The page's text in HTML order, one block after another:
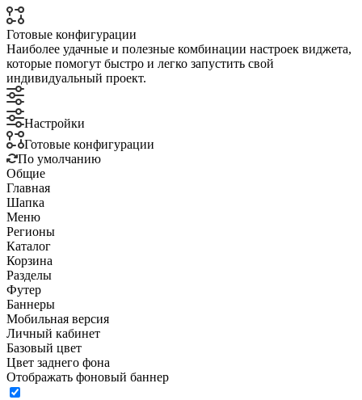
Готовые конфигурации
Наиболее удачные и полезные комбинации настроек виджета,
которые помогут быстро и легко запустить свой
индивидуальный проект.
Настройки
Готовые конфигурации
По умолчанию
Общие
Главная
Шапка
Меню
Регионы
Каталог
Корзина
Разделы
Футер
Баннеры
Мобильная версия
Личный кабинет
Базовый цвет
Цвет заднего фона
Отображать фоновый баннер